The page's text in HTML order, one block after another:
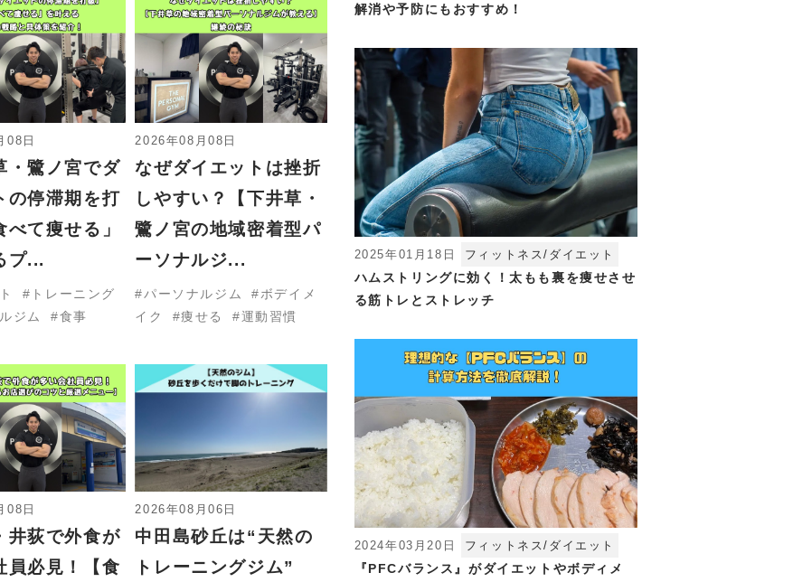
08日
・鷺ノ宮でダ
の停滞期を打
べて痩せる」
プ...
トレーニング
ジム
食事
2026年08月08日
なぜダイエットは挫折
しやすい？【下井草・
鷺ノ宮の地域密着型パ
ーソナルジ...
パーソナルジム
ボデイメ
イク
痩せる 運動習慣
08日
井荻で外食が
員必見！【食
2026年08月06日
中田島砂丘は“天然の
トレーニングジム”
解消や予防にもおすすめ！
2025年01月18日 フィットネス/ダイエット
ハムストリングに効く！太もも裏を痩せさせ
る筋トレとストレッチ
2024年03月20日 フィットネス/ダイエット
『PFCバランス』がダイエットやボディメ